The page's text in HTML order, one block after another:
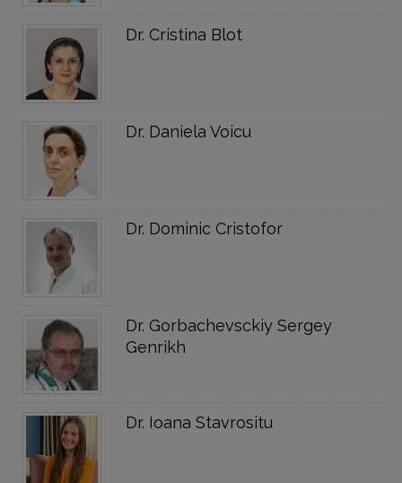
Dr. Cristina Blot
Dr. Daniela Voicu
Dr. Dominic Cristofor
Dr. Gorbachevsckiy Sergey
Genrikh
Dr. Ioana Stavrositu